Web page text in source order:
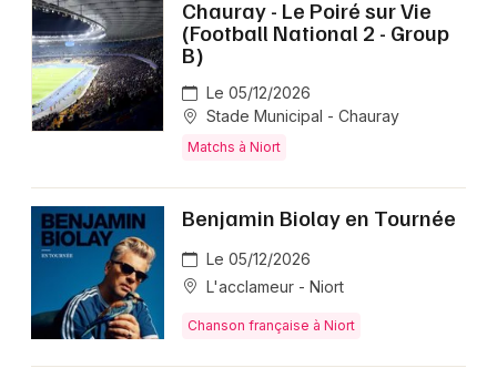
Chauray - Le Poiré sur Vie
(Football National 2 - Group
B)
Le 05/12/2026
Stade Municipal - Chauray
Matchs à Niort
Benjamin Biolay en Tournée
Le 05/12/2026
L'acclameur - Niort
Chanson française à Niort